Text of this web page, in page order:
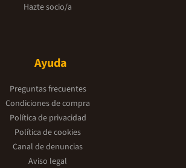
Hazte socio/a
Ayuda
Preguntas frecuentes
Condiciones de compra
Política de privacidad
Política de cookies
Canal de denuncias
Aviso legal